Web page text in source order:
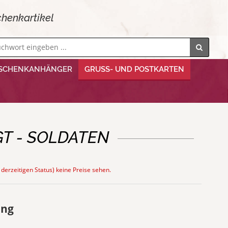
GRUSS- UND POSTKARTEN
- SOLDATEN
Status) keine Preise sehen.